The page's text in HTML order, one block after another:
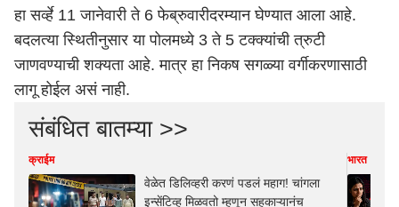
हा सर्व्हे 11 जानेवारी ते 6 फेब्रुवारीदरम्यान घेण्यात आला आहे.
बदलत्या स्थितीनुसार या पोलमध्ये 3 ते 5 टक्क्यांची त्रुटी
जाणवण्याची शक्यता आहे. मात्र हा निकष सगळ्या वर्गीकरणासाठी
लागू होईल असं नाही.
संबंधित बातम्या >>
क्राईम
वेळेत डिलिव्हरी करणं पडलं महाग! चांगला
इन्सेंटिव्ह मिळवतो म्हणून सहकाऱ्यानंच
भारत